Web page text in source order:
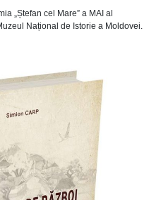
„Ștefan cel Mare” a MAI al
Național de Istorie a Moldovei.